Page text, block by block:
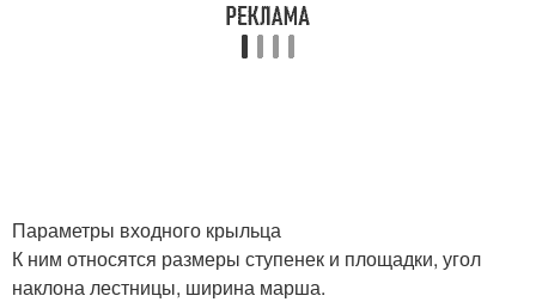
Параметры входного крыльца
К ним относятся размеры ступенек и площадки, угол
наклона лестницы, ширина марша.